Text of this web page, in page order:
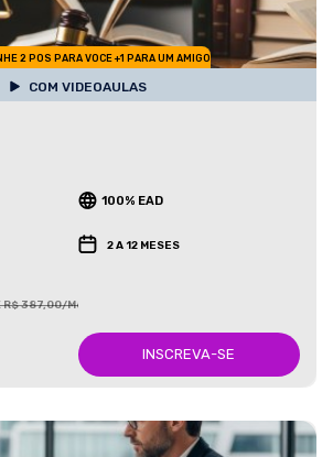
2 POS PARA VOCE +1 PARA UM AMIGO
COM VIDEOAULAS
100% EAD
2 A 12 MESES
R$ 387,00/Mês
INSCREVA-SE